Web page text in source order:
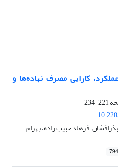
کارایی مصرف نهاده‌ها و
221-234
فرهاد حبیب زاده، بهرام